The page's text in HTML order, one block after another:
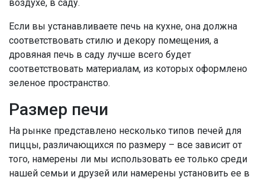
воздухе, в саду.
Если вы устанавливаете печь на кухне, она должна
соответствовать стилю и декору помещения, а
дровяная печь в саду лучше всего будет
соответствовать материалам, из которых оформлено
зеленое пространство.
Размер печи
На рынке представлено несколько типов печей для
пиццы, различающихся по размеру – все зависит от
того, намерены ли мы использовать ее только среди
нашей семьи и друзей или намерены установить ее в